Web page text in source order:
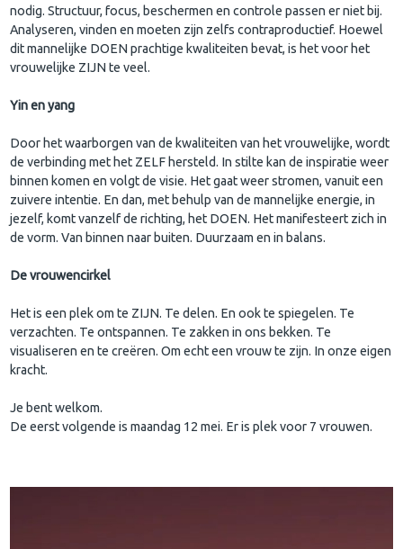
nodig. Structuur, focus, beschermen en controle passen er niet bij.
Analyseren, vinden en moeten zijn zelfs contraproductief. Hoewel
dit mannelijke DOEN prachtige kwaliteiten bevat, is het voor het
vrouwelijke ZIJN te veel.
Yin en yang
Door het waarborgen van de kwaliteiten van het vrouwelijke, wordt
de verbinding met het ZELF hersteld. In stilte kan de inspiratie weer
binnen komen en volgt de visie. Het gaat weer stromen, vanuit een
zuivere intentie. En dan, met behulp van de mannelijke energie, in
jezelf, komt vanzelf de richting, het DOEN. Het manifesteert zich in
de vorm. Van binnen naar buiten. Duurzaam en in balans.
De vrouwencirkel
Het is een plek om te ZIJN. Te delen. En ook te spiegelen. Te
verzachten. Te ontspannen. Te zakken in ons bekken. Te
visualiseren en te creëren. Om echt een vrouw te zijn. In onze eigen
kracht.
Je bent welkom.
De eerst volgende is maandag 12 mei. Er is plek voor 7 vrouwen.